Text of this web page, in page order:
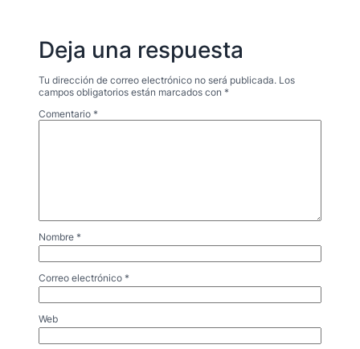
Deja una respuesta
Tu dirección de correo electrónico no será publicada. Los
campos obligatorios están marcados con *
Comentario *
Nombre *
Correo electrónico *
Web